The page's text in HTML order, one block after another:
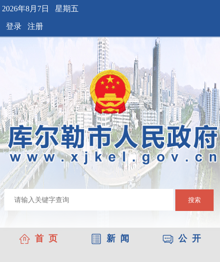
2026年8月7日 星期五
登录 注册
搜索
首 页 新 闻 公 开